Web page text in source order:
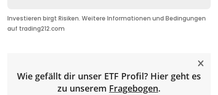
Wie gefällt dir unser ETF Profil? Hier geht es
zu unserem Fragebogen.